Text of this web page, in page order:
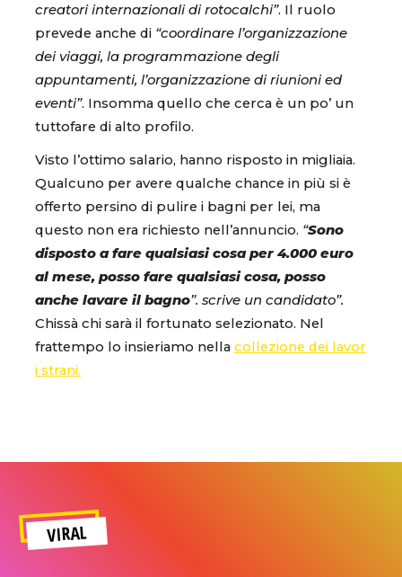
creatori internazionali di rotocalchi”. Il ruolo
prevede anche di “coordinare l’organizzazione
dei viaggi, la programmazione degli
appuntamenti, l’organizzazione di riunioni ed
eventi”. Insomma quello che cerca è un po’ un
tuttofare di alto profilo.
Visto l’ottimo salario, hanno risposto in migliaia.
Qualcuno per avere qualche chance in più si è
offerto persino di pulire i bagni per lei, ma
questo non era richiesto nell’annuncio. “Sono
disposto a fare qualsiasi cosa per 4.000 euro
al mese, posso fare qualsiasi cosa, posso
anche lavare il bagno”. scrive un candidato”.
Chissà chi sarà il fortunato selezionato. Nel
frattempo lo insieriamo nella collezione dei lavor
i strani.
VIRAL